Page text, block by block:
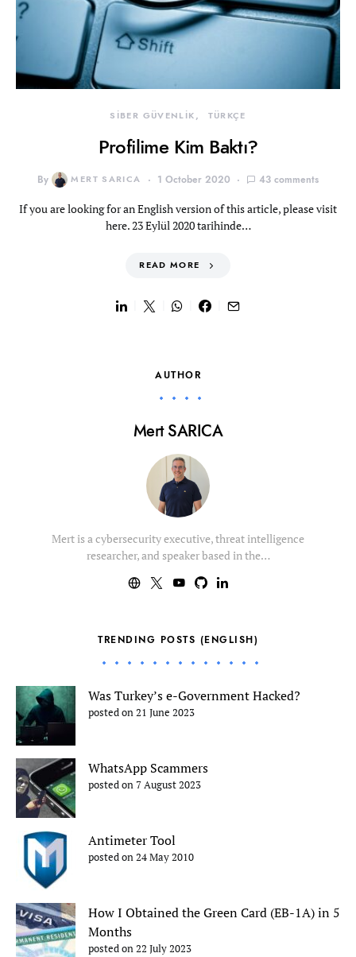
SİBER GÜVENLİK TÜRKÇE
Profilime Kim Baktı?
By MERT SARICA 1 October 2020 43 comments
If you are looking for an English version of this article, please visit
here. 23 Eylül 2020 tarihinde…
READ MORE
AUTHOR
Mert SARICA
Mert is a cybersecurity executive, threat intelligence
researcher, and speaker based in the…
TRENDING POSTS (ENGLISH)
Was Turkey’s e-Government Hacked?
posted on 21 June 2023
WhatsApp Scammers
posted on 7 August 2023
Antimeter Tool
posted on 24 May 2010
How I Obtained the Green Card (EB-1A) in 5
Months
posted on 22 July 2023